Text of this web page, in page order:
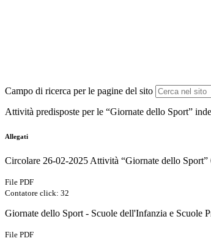
Campo di ricerca per le pagine del sito
Attività predisposte per le “Giornate dello Sport”
Allegati
Circolare 26-02-2025 Attività “Giornate dello Sport”
File PDF
Contatore click: 32
Giornate dello Sport - Scuole dell'Infanzia e Scuole
File PDF